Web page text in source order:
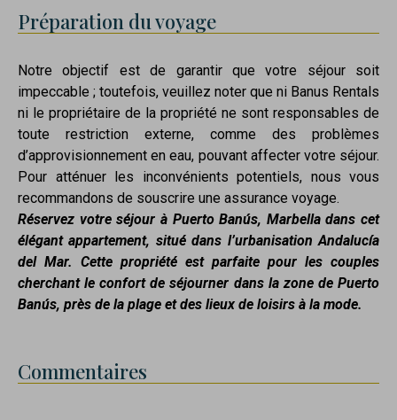
Préparation du voyage
Notre objectif est de garantir que votre séjour soit
impeccable ; toutefois, veuillez noter que ni Banus Rentals
ni le propriétaire de la propriété ne sont responsables de
toute restriction externe, comme des problèmes
d’approvisionnement en eau, pouvant affecter votre séjour.
Pour atténuer les inconvénients potentiels, nous vous
recommandons de souscrire une assurance voyage.
Réservez votre séjour à Puerto Banús, Marbella dans cet
élégant appartement, situé dans l’urbanisation Andalucía
del Mar. Cette propriété est parfaite pour les couples
cherchant le confort de séjourner dans la zone de Puerto
Banús, près de la plage et des lieux de loisirs à la mode.
Commentaires